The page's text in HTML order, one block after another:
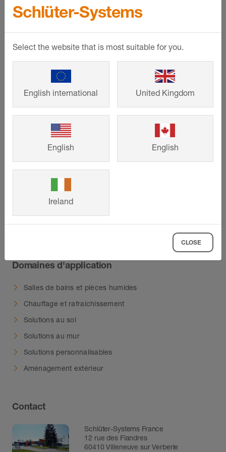
Entreprise
Index d'égalité professionnelle femmes / hommes
REP et IDU*
Nos produits phares
Profilés
Systèmes complets pour la pose de carrelage
Accessoires
Domaines d'application
Salles de bains et pièces humides
Chauffage et rafraîchissement
Solutions au sol
Solutions au mur
Solutions personnalisables
Aménagement extérieur
Contact
Schlüter-Systems France
12 rue des Flandres
60410 Villeneuve sur Verberie
Schlüter-Systems
Select the website that is most suitable for you.
English international United Kingdom
English English
Ireland
CLOSE